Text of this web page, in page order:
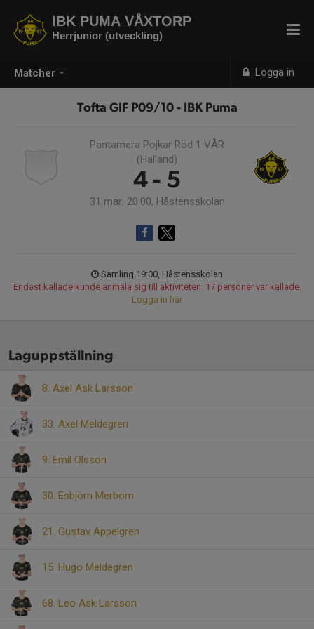
Matcher Logga in
IBK PUMA VÅXTORP
Herrjunior (utveckling)
Tofta GIF P09/10 - IBK Puma
Pantamera Pojkar Röd 1 VÅR
(Halland)
4 - 5
31 mar, 20:00, Håstensskolan
Samling 19:00, Håstensskolan
Endast kallade kunde anmäla sig till aktiviteten. 17 personer var kallade.
Logga in här
Laguppställning
8. Axel Ask Larsson
33. Axel Meldegren
9. Emil Olsson
30. Esbjörn Merbom
21. Gustav Appelgren
15. Hugo Meldegren
68. Leo Ask Larsson